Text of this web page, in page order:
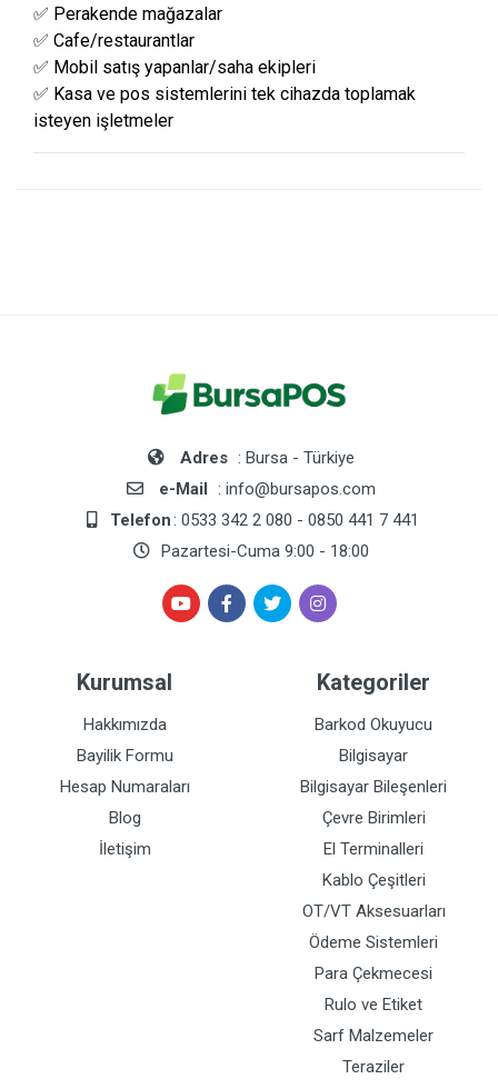
✅ Perakende mağazalar
✅ Cafe/restaurantlar
✅ Mobil satış yapanlar/saha ekipleri
✅ Kasa ve pos sistemlerini tek cihazda toplamak
isteyen işletmeler
Adres : Bursa - Türkiye
e-Mail : info@bursapos.com
Telefon: 0533 342 2 080 - 0850 441 7 441
Pazartesi-Cuma 9:00 - 18:00
Kurumsal
Hakkımızda
Bayilik Formu
Hesap Numaraları
Blog
İletişim
Kategoriler
Barkod Okuyucu
Bilgisayar
Bilgisayar Bileşenleri
Çevre Birimleri
El Terminalleri
Kablo Çeşitleri
OT/VT Aksesuarları
Ödeme Sistemleri
Para Çekmecesi
Rulo ve Etiket
Sarf Malzemeler
Teraziler